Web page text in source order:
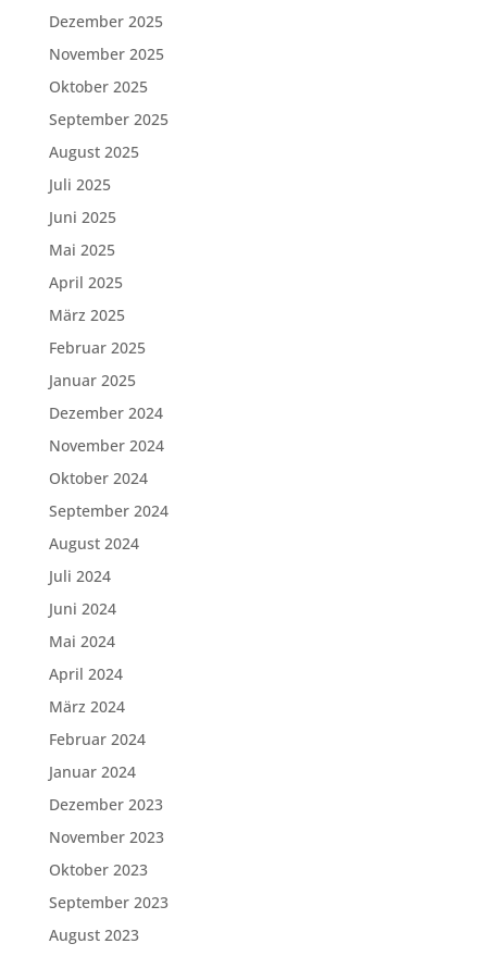
Dezember 2025
November 2025
Oktober 2025
September 2025
August 2025
Juli 2025
Juni 2025
Mai 2025
April 2025
März 2025
Februar 2025
Januar 2025
Dezember 2024
November 2024
Oktober 2024
September 2024
August 2024
Juli 2024
Juni 2024
Mai 2024
April 2024
März 2024
Februar 2024
Januar 2024
Dezember 2023
November 2023
Oktober 2023
September 2023
August 2023